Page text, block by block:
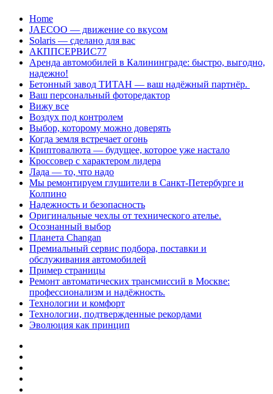
Перейти
содержанию
Home
JAECOO — движение со вкусом
Solaris — сделано для вас
АКППСЕРВИС77
Аренда автомобилей в Калининграде: быстро, выгодно,
надежно!
Бетонный завод ТИТАН — ваш надёжный партнёр.
Ваш персональный фоторедактор
Вижу все
Воздух под контролем
Выбор, которому можно доверять
Когда земля встречает огонь
Криптовалюта — будущее, которое уже настало
Кроссовер с характером лидера
Лада — то, что надо
Мы ремонтируем глушители в Санкт-Петербурге и
Колпино
Надежность и безопасность
Оригинальные чехлы от технического ателье.
Осознанный выбор
Планета Changan
Премиальный сервис подбора, поставки и
обслуживания автомобилей
Пример страницы
Ремонт автоматических трансмиссий в Москве:
профессионализм и надёжность.
Технологии и комфорт
Технологии, подтвержденные рекордами
Эволюция как принцип